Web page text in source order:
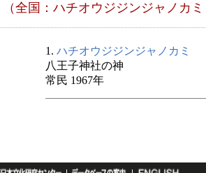
（全国：ハチオウジジンジャノカ
1. ハチオウジジンジャノカミ
八王子神社の神
常民 1967年